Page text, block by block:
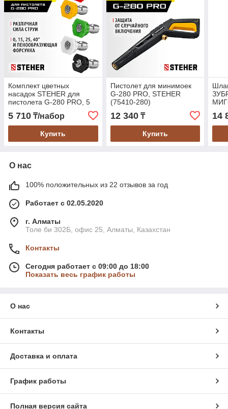
Комплект цветных
насадок STEHER для
пистолета G-280 PRO, 5
шт (75408-280-5)
5 710 ₸/набор
Купить
Пистолет для минимоек
G-280 PRO, STEHER
(75410-280)
12 340₸
Купить
14
О нас
100% положительных из 22 отзывов за год
Работает с 02.05.2020
г. Алматы
Толе би 302Б, офис 25, Алматы, Казахстан
Контакты
Сегодня работает с 09:00 до 18:00
Показать весь график работы
О нас
Контакты
Доставка и оплата
График работы
Полная версия сайта